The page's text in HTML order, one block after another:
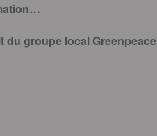
groupe local